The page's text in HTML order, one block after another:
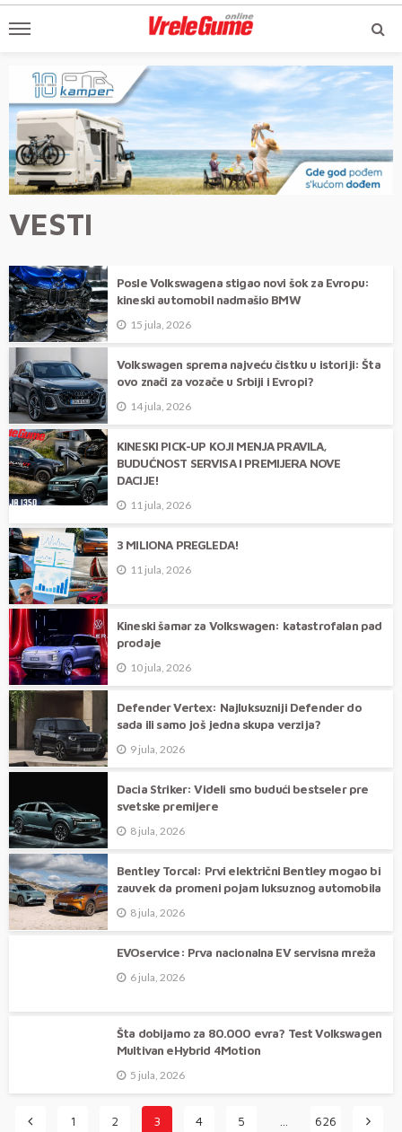
VESTI
Posle Volkswagena stigao novi šok za Evropu:
kineski automobil nadmašio BMW
15 jula, 2026
Volkswagen sprema najveću čistku u istoriji: Šta
ovo znači za vozače u Srbiji i Evropi?
14 jula, 2026
KINESKI PICK-UP KOJI MENJA PRAVILA,
BUDUĆNOST SERVISA I PREMIJERA NOVE
DACIJE!
11 jula, 2026
3 MILIONA PREGLEDA!
11 jula, 2026
Kineski šamar za Volkswagen: katastrofalan pad
prodaje
10 jula, 2026
Defender Vertex: Najluksuzniji Defender do
sada ili samo još jedna skupa verzija?
9 jula, 2026
Dacia Striker: Videli smo budući bestseler pre
svetske premijere
8 jula, 2026
Bentley Torcal: Prvi električni Bentley mogao bi
zauvek da promeni pojam luksuznog automobila
8 jula, 2026
EVOservice: Prva nacionalna EV servisna mreža
6 jula, 2026
Šta dobijamo za 80.000 evra? Test Volkswagen
Multivan eHybrid 4Motion
5 jula, 2026
1 2 3 4 5 626